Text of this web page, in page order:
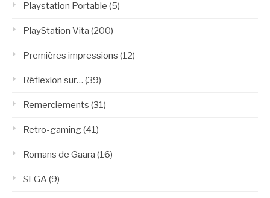
Playstation Portable (5)
PlayStation Vita (200)
Premières impressions (12)
Réflexion sur… (39)
Remerciements (31)
Retro-gaming(41)
Romans de Gaara (16)
SEGA(9)